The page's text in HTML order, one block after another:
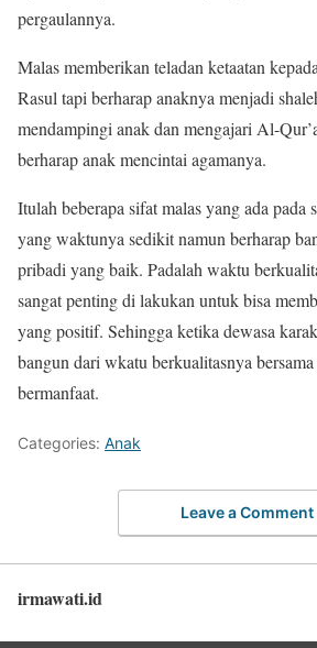
pergaulannya.
Malas memberikan teladan ketaatan
Rasul tapi berharap anaknya menjadi
mendampingi anak dan mengajari Al-
berharap anak mencintai agamanya.
Itulah beberapa sifat malas yang ada pada
yang waktunya sedikit namun berharap
pribadi yang baik. Padalah waktu
sangat penting di lakukan untuk bisa
yang positif. Sehingga ketika dewasa
bangun dari wkatu berkualitasnya
bermanfaat.
Categories: Anak
Leave a Comment
irmawati.id